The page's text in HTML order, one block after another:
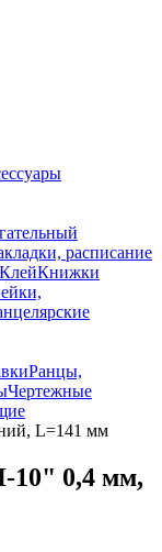
расписание
КлейКнижки
Ранцы,
Чертежные
L=141 мм
10" 0,4 мм,